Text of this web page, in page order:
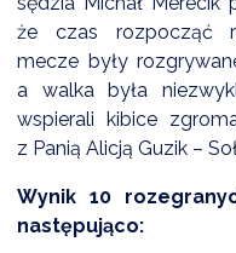
że czas rozpocząć
mecze były
a walka była
wspierali kibice
z Panią Alicją Guzik –
Wynik 10
następująco: